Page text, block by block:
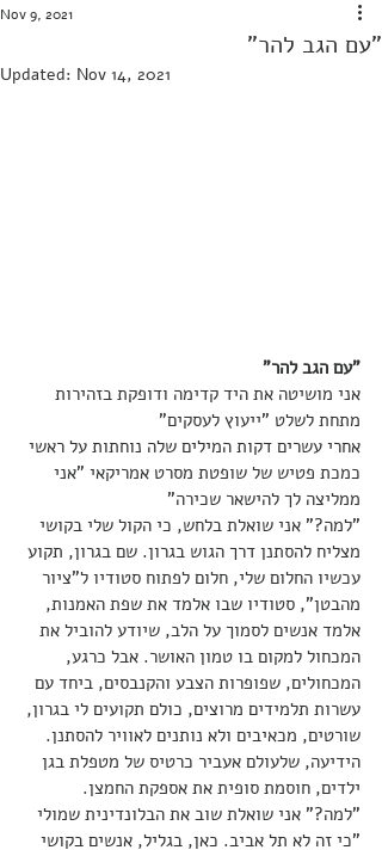
"עם הגב להר"
Nov 9, 2021
Updated: Nov 14, 2021
"עם הגב להר"
אני מושיטה את היד קדימה ודופקת בזהירות
מתחת לשלט "ייעוץ לעסקים"
אחרי עשרים דקות המילים שלה נוחתות על ראשי
כמכת פטיש של שופטת מסרט אמריקאי "אני
ממליצה לך להישאר שכירה"
"למה?" אני שואלת בלחש, כי הקול שלי בקושי
מצליח להסתנן דרך הגוש בגרון. שם בגרון, תקוע
עכשיו החלום שלי, חלום לפתוח סטודיו ל"ציור
מהבטן", סטודיו שבו אלמד את שפת האמנות,
אלמד אנשים לסמוך על הלב, שיודע להוביל את
המכחול למקום בו טמון האושר. אבל כרגע,
המכחולים, שפופרות הצבע והקנבסים, ביחד עם
עשרות תלמידים מרוצים, כולם תקועים לי בגרון,
שורטים, מכאיבים ולא נותנים לאוויר להסתנן.
הידיעה, שלעולם אעביר כרטיס של מטפלת בגן
ילדים, חוסמת סופית את אספקת החמצן.
"למה?" אני שואלת שוב את הבלונדינית שמולי
"כי זה לא תל אביב. כאן, בגליל, אנשים בקושי